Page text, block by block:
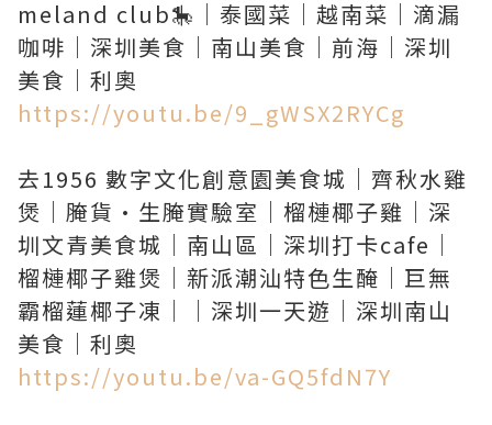
meland club🎠｜泰國菜｜越南菜｜滴漏
咖啡｜深圳美食｜南山美食｜前海｜深圳
https://youtu.be/9_gWSX2RYCg
去1956 數字文化創意園美食城｜齊秋水雞
煲｜腌貨·生腌實驗室｜榴槤椰子雞｜深
圳文青美食城｜南山區｜深圳打卡cafe｜
榴槤椰子雞煲｜新派潮汕特色生醃｜巨無
霸榴蓮椰子凍｜｜深圳一天遊｜深圳南山
https://youtu.be/va-GQ5fdN7Y